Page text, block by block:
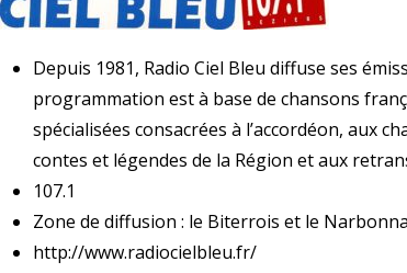
Depuis 1981, Radio Ciel Bleu diffuse ses
programmation est à base de chansons
spécialisées consacrées à l’accordéon, aux
contes et légendes de la Région et aux
107.1
Zone de diffusion : le Biterrois et le
http://www.radiocielbleu.fr/